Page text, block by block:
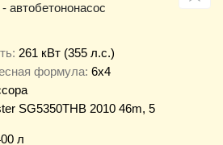
автобетононасос
261 кВт (355 л.с.)
формула 6x4
SG5350THB 2010 46m, 5
л